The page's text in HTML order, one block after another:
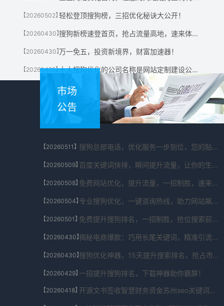
【20260502】轻松登顶搜狗榜，三招优化秘诀大公开！
【20260430】 搜狗新榜速登首页，抢占流量高地，速来体验！
【20260430】万一免五，投资新境界，财富加速器！
【20260425】 十大搜狗优化的公司名称是网站定制建设公司有哪些?
市场
公告
【20260511】 搜狗总部电话，优化服务一步到位，您的贴心助手！
【20260509】 百度关键词快排，瞬间提升流量，让你的生意翻倍！
【20260508】 免费网站优化，提升流量，一招制胜，速来体验！
【20260504】 专业搜狗优化，一键咨询热线，助力网站飙升！
【20260501】 免费提升搜狗排名，一招制胜，抢位搜索前列！
【20260430】 揭秘电商爆款：巧用长尾关键词，精准引流秘籍！
【20260430】 搜狗优化神器，15天提升搜索排名，抢占市场先机！
【20260429】一招提升搜狗排名，下载神器助你霸屏！
【20260418】 开源文书签收智慧财务资金苏州seo关键词优化排名SEO优化系统下载网页版V4.4.002.519794免费下载